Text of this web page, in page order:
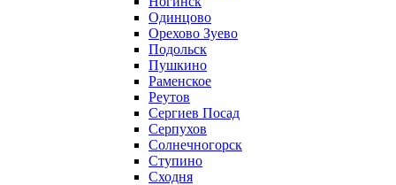
Одинцово
Орехово Зуево
Подольск
Пушкино
Раменское
Реутов
Сергиев Посад
Серпухов
Солнечногорск
Ступино
Сходня